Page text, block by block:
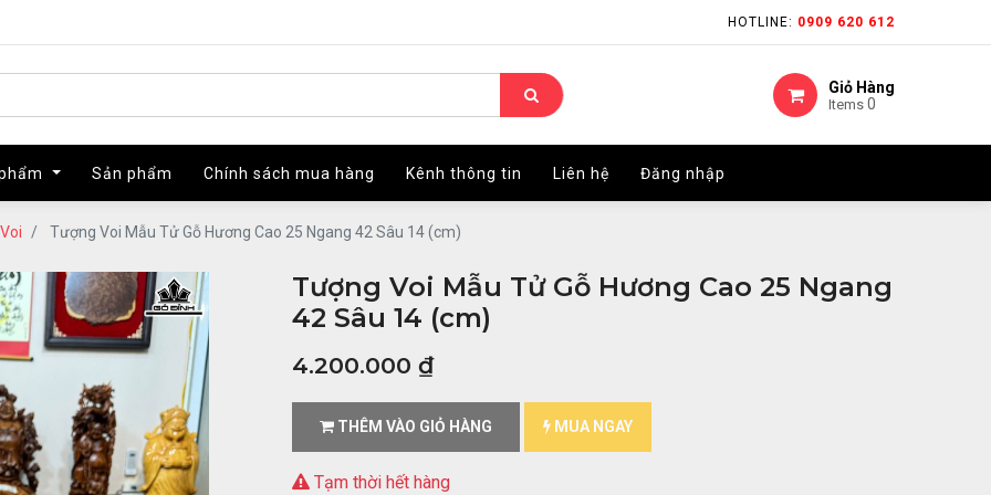
HOTLINE: 0909 620 612
Giỏ Hàng
Items 0
Sản phẩm Chính sách mua hàng Kênh thông tin Liên hệ Đăng nhập
HOTLINE: 0909 620 612
Giỏ Hàng
Items 0
Sản phẩm Chính sách mua hàng Kênh thông tin Liên hệ Đăng nhập
Tượng Voi Mẫu Tử Gỗ Hương Cao 25 Ngang 42 Sâu 14 (cm)
Tượng Voi Mẫu Tử Gỗ Hương Cao 25 Ngang
42 Sâu 14 (cm)
4.200.000 ₫
THÊM VÀO GIỎ HÀNG MUA NGAY
Tạm thời hết hàng